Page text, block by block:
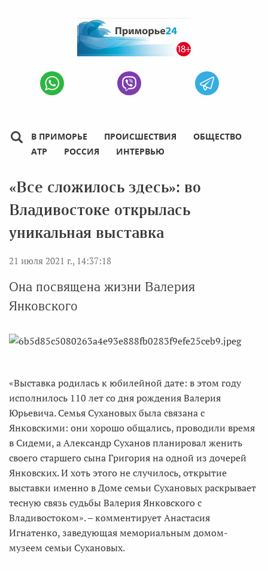
В ПРИМОРЬЕ ПРОИСШЕСТВИЯ
ОБЩЕСТВО
АТР
РОССИЯ ИНТЕРВЬЮ
«Все сложилось здесь»: во
Владивостоке открылась
уникальная выставка
21 июля 2021 г., 14:37:18
Она посвящена жизни Валерия
Янковского
«Выставка родилась к юбилейной дате: в этом году
исполнилось 110 лет со дня рождения Валерия
Юрьевича. Семья Сухановых была связана с
Янковскими: они хорошо общались, проводили время
в Сидеми, а Александр Суханов планировал женить
своего старшего сына Григория на одной из дочерей
Янковских. И хоть этого не случилось, открытие
выставки именно в Доме семьи Сухановых раскрывает
тесную связь судьбы Валерия Янковского с
Владивостоком». – комментирует Анастасия
Игнатенко, заведующая мемориальным домом-
музеем семьи Сухановых.